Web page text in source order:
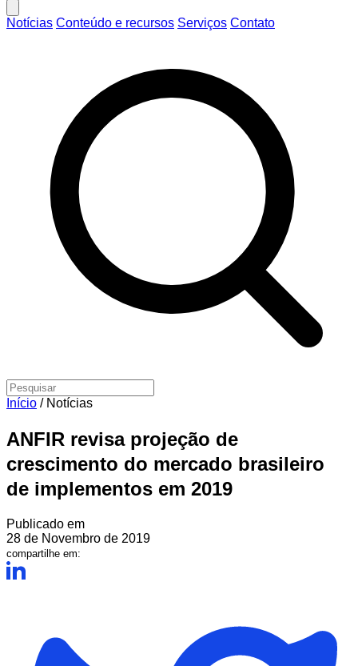
Notícias Conteúdo e recursos Serviços Contato
Início / Notícias
ANFIR revisa projeção de
crescimento do mercado brasileiro
de implementos em 2019
Publicado em
28 de Novembro de 2019
compartilhe em: